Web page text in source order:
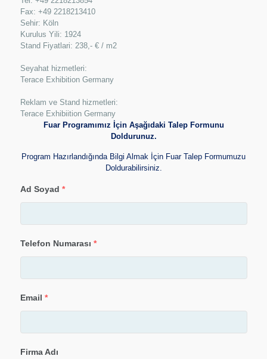
Fax: +49 2218213410
Sehir: Köln
Kurulus Yili: 1924
Stand Fiyatlari: 238,- € / m2
Seyahat hizmetleri:
Terace Exhibition Germany
Reklam ve Stand hizmetleri:
Terace Exhibiition Germany
Fuar Programımız İçin Aşağıdaki Talep Formunu
Doldurunuz.
Program Hazırlandığında Bilgi Almak İçin Fuar Talep Formumuzu
Doldurabilirsiniz.
Ad Soyad *
Telefon Numarası *
Email *
Firma Adı